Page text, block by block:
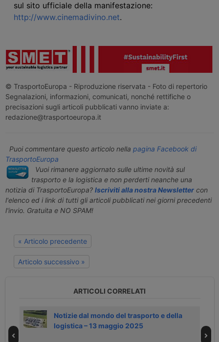
sul sito ufficiale della manifestazione:
http://www.cinemadivino.net.
© TrasportoEuropa - Riproduzione riservata - Foto di repertorio
Segnalazioni, informazioni, comunicati, nonché rettifiche o
precisazioni sugli articoli pubblicati vanno inviate a:
redazione@trasportoeuropa.it
Puoi commentare questo articolo nella pagina Facebook di
TrasportoEuropa
Vuoi rimanere aggiornato sulle ultime novità sul
trasporto e la logistica e non perderti neanche una
notizia di TrasportoEuropa? Iscriviti alla nostra Newslettercon
l'elenco ed i link di tutti gli articoli pubblicati nei giorni precedenti
l'invio. Gratuita e NO SPAM!
« Articolo precedente
Articolo successivo »
ARTICOLI CORRELATI
Notizie dal mondo del trasporto e della
logistica – 13 maggio 2025